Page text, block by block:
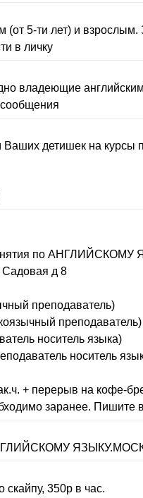
(от 5-ти лет) и
в личку
владеющие
детишек на курсы
по АНГЛИЙСКОМУ
Садовая д 8
преподаватель)
преподаватель)
носитель языка)
носитель
+ перерыв на кофе-
заранее. Пишите
скайпу, 350р в час.